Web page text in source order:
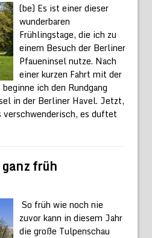
(be) Es ist einer dieser
wunderbaren
Frühlingstage, die ich zu
einem Besuch der Berliner
Pfaueninsel nutze. Nach
einer kurzen Fahrt mit der
ich den Rundgang
in der Berliner Havel. Jetzt,
es duftet
früh
So früh wie noch nie
zuvor kann in diesem Jahr
die große Tulpenschau